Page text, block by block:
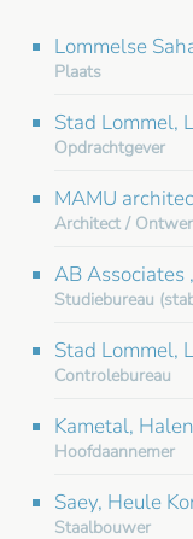
Lommelse
Plaats
Stad Lommel,
Opdrachtgever
MAMU
Architect /
AB Associates
Studiebureau
Stad Lommel,
Controlebureau
Kametal, Halen
Hoofdaannemer
Saey, Heule
Staalbouwer